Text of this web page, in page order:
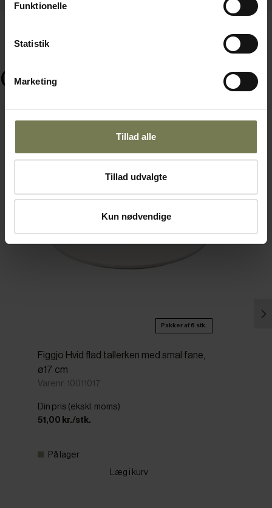
Funktionelle
Statistik
Marketing
Tillad alle
Tillad udvalgte
Kun nødvendige
Ofte købt sammen med
Pakker af 6 stk.
Figgjo Hvid flad tallerken med smal fane,
ø17 cm
Varenr: 10011017
Din pris (ekskl. moms)
51,00 kr./stk.
På lager
Læg i kurv